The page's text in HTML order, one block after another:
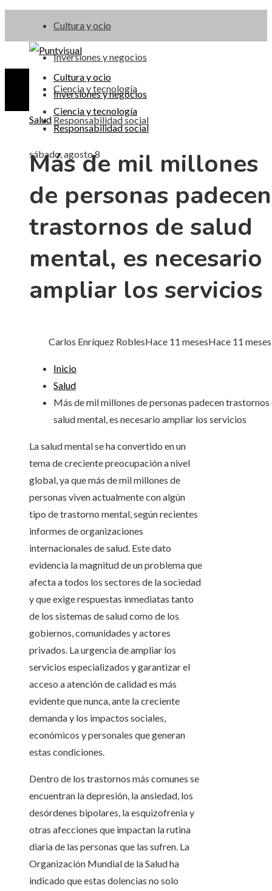
Cultura y ocio
Inversiones y negocios
Ciencia y tecnología
Responsabilidad social
sábado, agosto 8
Cultura y ocio
Inversiones y negocios
Ciencia y tecnología
Responsabilidad social
Salud
Más de mil millones
de personas padecen
trastornos de salud
mental, es necesario
ampliar los servicios
Carlos Enríquez RoblesHace 11 mesesHace 11 meses
Inicio
Salud
Más de mil millones de personas padecen trastornos
salud mental, es necesario ampliar los servicios
La salud mental se ha convertido en un
tema de creciente preocupación a nivel
global, ya que más de mil millones de
personas viven actualmente con algún
tipo de trastorno mental, según recientes
informes de organizaciones
internacionales de salud. Este dato
evidencia la magnitud de un problema que
afecta a todos los sectores de la sociedad
y que exige respuestas inmediatas tanto
de los sistemas de salud como de los
gobiernos, comunidades y actores
privados. La urgencia de ampliar los
servicios especializados y garantizar el
acceso a atención de calidad es más
evidente que nunca, ante la creciente
demanda y los impactos sociales,
económicos y personales que generan
estas condiciones.
Dentro de los trastornos más comunes se
encuentran la depresión, la ansiedad, los
desórdenes bipolares, la esquizofrenia y
otras afecciones que impactan la rutina
diaria de las personas que las sufren. La
Organización Mundial de la Salud ha
indicado que estas dolencias no solo